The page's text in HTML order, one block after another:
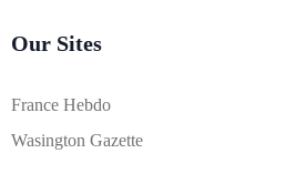
Our Sites
France Hebdo
Wasington Gazette